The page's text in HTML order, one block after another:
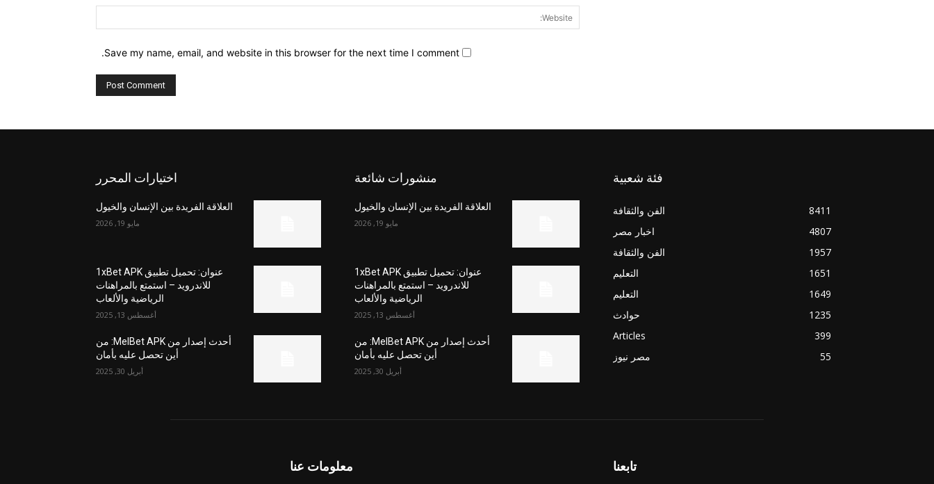
Save my name, email, and website in this browser for the next time I comment.
اختيارات المحرر
العلاقة الفريدة بين الإنسان والخيول
مايو 19, 2026
عنوان: تحميل تطبيق 1xBet APK
للاندرويد – استمتع بالمراهنات
الرياضية والألعاب
أغسطس 13, 2025
أحدث إصدار من MelBet APK: من
أين تحصل عليه بأمان
أبريل 30, 2025
منشورات شائعة
العلاقة الفريدة بين الإنسان والخيول
مايو 19, 2026
عنوان: تحميل تطبيق 1xBet APK
للاندرويد – استمتع بالمراهنات
الرياضية والألعاب
أغسطس 13, 2025
أحدث إصدار من MelBet APK: من
أين تحصل عليه بأمان
أبريل 30, 2025
فئة شعبية
الفن والثقافة
8411
اخبار مصر
4807
الفن والثقافة
1957
التعليم
1651
التعليم
1649
حوادث
1235
Articles
399
مصر نيوز
55
معلومات عنا تابعنا